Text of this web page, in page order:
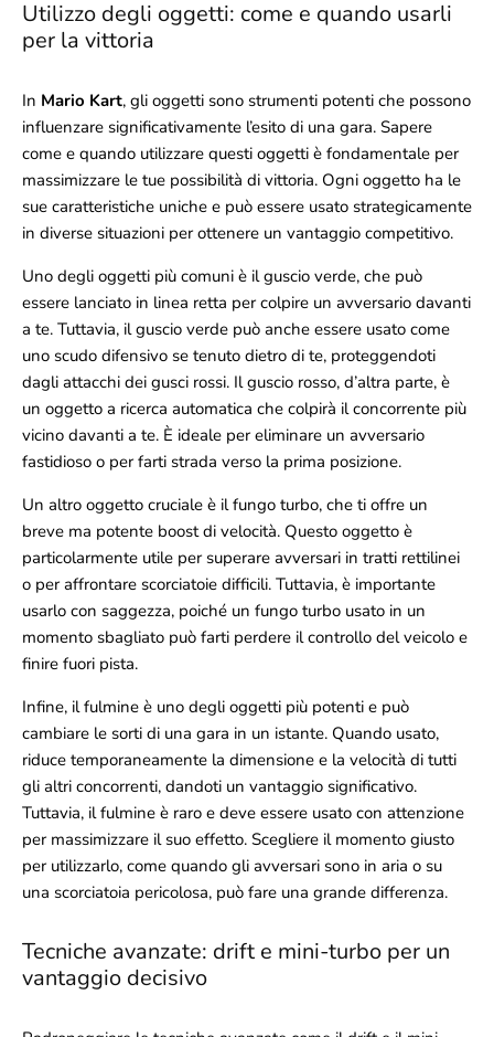
Utilizzo degli oggetti: come e quando usarli
per la vittoria
In Mario Kart, gli oggetti sono strumenti potenti che possono
influenzare significativamente l’esito di una gara. Sapere
come e quando utilizzare questi oggetti è fondamentale per
massimizzare le tue possibilità di vittoria. Ogni oggetto ha le
sue caratteristiche uniche e può essere usato strategicamente
in diverse situazioni per ottenere un vantaggio competitivo.
Uno degli oggetti più comuni è il guscio verde, che può
essere lanciato in linea retta per colpire un avversario davanti
a te. Tuttavia, il guscio verde può anche essere usato come
uno scudo difensivo se tenuto dietro di te, proteggendoti
dagli attacchi dei gusci rossi. Il guscio rosso, d’altra parte, è
un oggetto a ricerca automatica che colpirà il concorrente più
vicino davanti a te. È ideale per eliminare un avversario
fastidioso o per farti strada verso la prima posizione.
Un altro oggetto cruciale è il fungo turbo, che ti offre un
breve ma potente boost di velocità. Questo oggetto è
particolarmente utile per superare avversari in tratti rettilinei
o per affrontare scorciatoie difficili. Tuttavia, è importante
usarlo con saggezza, poiché un fungo turbo usato in un
momento sbagliato può farti perdere il controllo del veicolo e
finire fuori pista.
Infine, il fulmine è uno degli oggetti più potenti e può
cambiare le sorti di una gara in un istante. Quando usato,
riduce temporaneamente la dimensione e la velocità di tutti
gli altri concorrenti, dandoti un vantaggio significativo.
Tuttavia, il fulmine è raro e deve essere usato con attenzione
per massimizzare il suo effetto. Scegliere il momento giusto
per utilizzarlo, come quando gli avversari sono in aria o su
una scorciatoia pericolosa, può fare una grande differenza.
Tecniche avanzate: drift e mini-turbo per un
vantaggio decisivo